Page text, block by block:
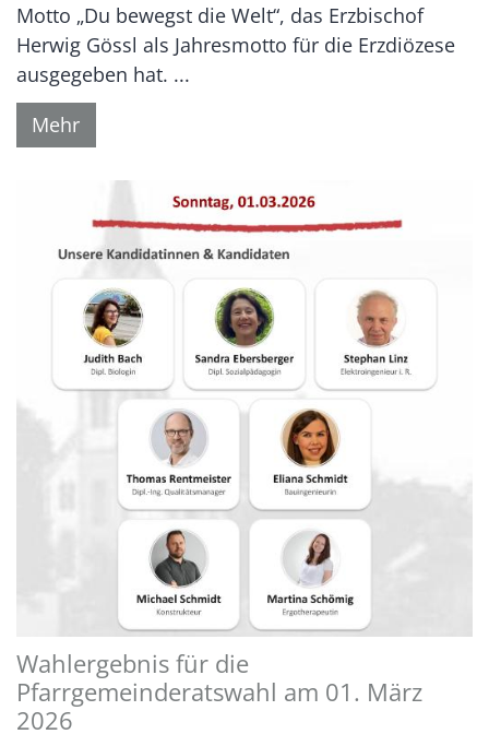
Motto „Du bewegst die Welt“, das Erzbischof
Herwig Gössl als Jahresmotto für die Erzdiözese
ausgegeben hat. ...
Mehr
Wahlergebnis für die
Pfarrgemeinderatswahl am 01. März
2026